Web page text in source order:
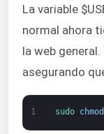
La variable
normal ahora
la web
asegurando
1 sudo chmod